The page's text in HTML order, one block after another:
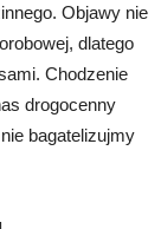
Objawy nie
dlatego
Chodzenie
drogocenny
bagatelizujmy